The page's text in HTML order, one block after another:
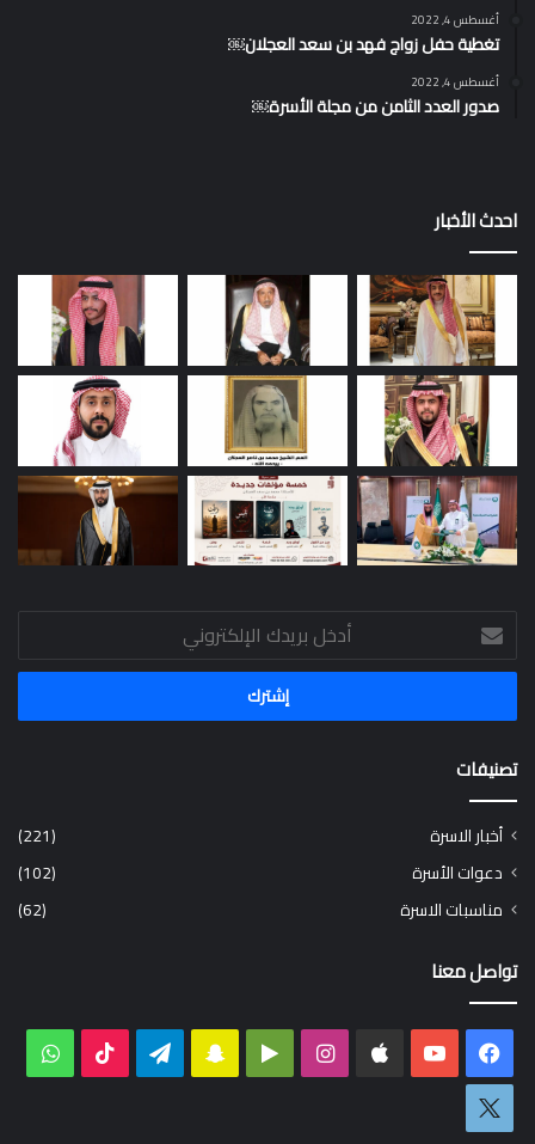
أغسطس 4, 2022
تغطية حفل زواج فهد بن سعد العجلان￼
أغسطس 4, 2022
صدور العدد الثامن من مجلة الأسرة￼
احدث الأخبار
أدخل
بريدك
الإلكتروني
تصنيفات
أخبار الاسرة
(221)
دعوات الأسرة
(102)
مناسبات الاسرة
(62)
تواصل معنا
فيسبوك ‫YouTube انستقرام ‏Google سناب
تيلقرام ‫TikTok